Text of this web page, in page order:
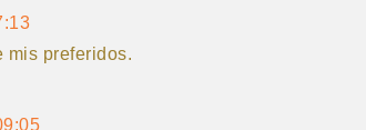
mis preferidos.